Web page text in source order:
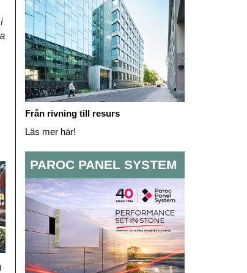
Från rivning till resurs
Läs mer här!
PAROC PANEL SYSTEM